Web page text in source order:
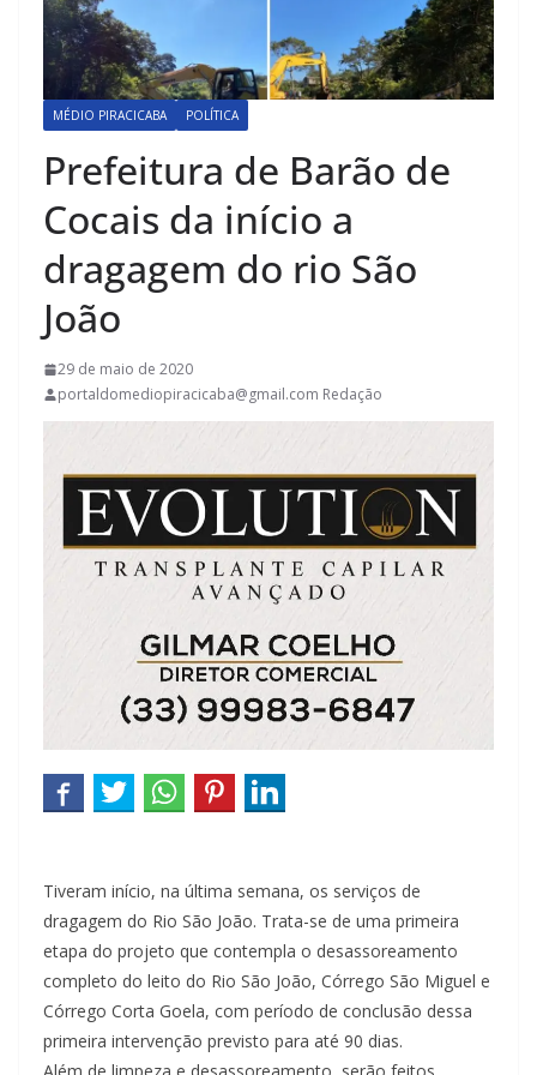
MÉDIO PIRACICABA POLÍTICA
Prefeitura de Barão de
Cocais da início a
dragagem do rio São
João
29 de maio de 2020
portaldomediopiracicaba@gmail.com Redação
Tiveram início, na última semana, os serviços de
dragagem do Rio São João. Trata-se de uma primeira
etapa do projeto que contempla o desassoreamento
completo do leito do Rio São João, Córrego São Miguel e
Córrego Corta Goela, com período de conclusão dessa
primeira intervenção previsto para até 90 dias. ⁣
⁣Além de limpeza e desassoreamento, serão feitos